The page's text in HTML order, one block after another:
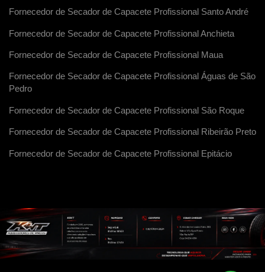
Fornecedor de Secador de Capacete Profissional Santo André
Fornecedor de Secador de Capacete Profissional Anchieta
Fornecedor de Secador de Capacete Profissional Maua
Fornecedor de Secador de Capacete Profissional Águas de São
Pedro
Fornecedor de Secador de Capacete Profissional São Roque
Fornecedor de Secador de Capacete Profissional Ribeirão Preto
Fornecedor de Secador de Capacete Profissional Epitácio